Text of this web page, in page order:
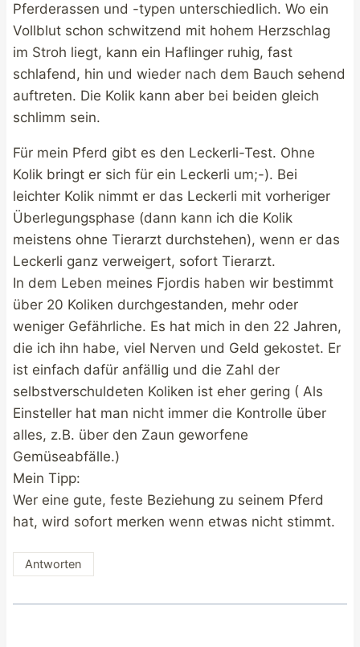
Pferderassen und -typen unterschiedlich. Wo ein
Vollblut schon schwitzend mit hohem Herzschlag
im Stroh liegt, kann ein Haflinger ruhig, fast
schlafend, hin und wieder nach dem Bauch sehend
auftreten. Die Kolik kann aber bei beiden gleich
schlimm sein.
Für mein Pferd gibt es den Leckerli-Test. Ohne
Kolik bringt er sich für ein Leckerli um;-). Bei
leichter Kolik nimmt er das Leckerli mit vorheriger
Überlegungsphase (dann kann ich die Kolik
meistens ohne Tierarzt durchstehen), wenn er das
Leckerli ganz verweigert, sofort Tierarzt.
In dem Leben meines Fjordis haben wir bestimmt
über 20 Koliken durchgestanden, mehr oder
weniger Gefährliche. Es hat mich in den 22 Jahren,
die ich ihn habe, viel Nerven und Geld gekostet. Er
ist einfach dafür anfällig und die Zahl der
selbstverschuldeten Koliken ist eher gering ( Als
Einsteller hat man nicht immer die Kontrolle über
alles, z.B. über den Zaun geworfene
Gemüseabfälle.)
Mein Tipp:
Wer eine gute, feste Beziehung zu seinem Pferd
hat, wird sofort merken wenn etwas nicht stimmt.
Antworten